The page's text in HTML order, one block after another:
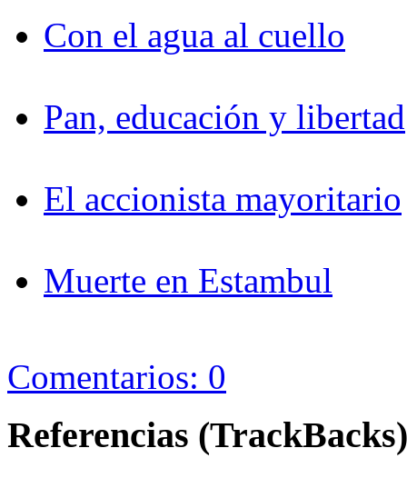
Con el agua al cuello
Pan, educación y libertad
El accionista mayoritario
Muerte en Estambul
Comentarios: 0
Referencias (TrackBacks)